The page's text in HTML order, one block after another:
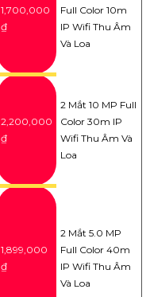
1,700,000
₫
Full Color 10m
IP Wifi Thu Âm
Và Loa
2,200,000
₫
2 Mắt 10 MP Full
Color 30m IP
Wifi Thu Âm Và
Loa
1,899,000
₫
2 Mắt 5.0 MP
Full Color 40m
IP Wifi Thu Âm
Và Loa